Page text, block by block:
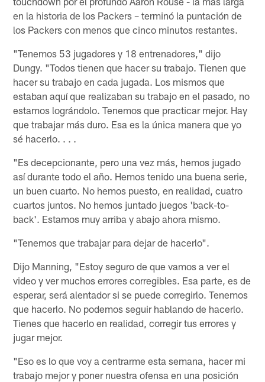
en la historia de los Packers – terminó la puntación de
los Packers con menos que cinco minutos restantes.
"Tenemos 53 jugadores y 18 entrenadores," dijo
Dungy. "Todos tienen que hacer su trabajo. Tienen que
hacer su trabajo en cada jugada. Los mismos que
estaban aquí que realizaban su trabajo en el pasado, no
estamos lográndolo. Tenemos que practicar mejor. Hay
que trabajar más duro. Esa es la única manera que yo
sé hacerlo. . . .
"Es decepcionante, pero una vez más, hemos jugado
así durante todo el año. Hemos tenido una buena serie,
un buen cuarto. No hemos puesto, en realidad, cuatro
cuartos juntos. No hemos juntado juegos 'back-to-
back'. Estamos muy arriba y abajo ahora mismo.
"Tenemos que trabajar para dejar de hacerlo".
Dijo Manning, "Estoy seguro de que vamos a ver el
video y ver muchos errores corregibles. Esa parte, es de
esperar, será alentador si se puede corregirlo. Tenemos
que hacerlo. No podemos seguir hablando de hacerlo.
Tienes que hacerlo en realidad, corregir tus errores y
jugar mejor.
"Eso es lo que voy a centrarme esta semana, hacer mi
trabajo mejor y poner nuestra ofensa en una posición